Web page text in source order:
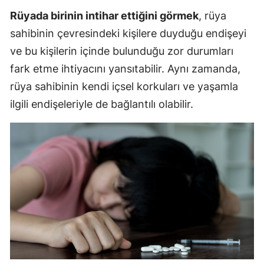
Rüyada birinin intihar ettiğini görmek, rüya
sahibinin çevresindeki kişilere duyduğu endişeyi
ve bu kişilerin içinde bulunduğu zor durumları
fark etme ihtiyacını yansıtabilir. Aynı zamanda,
rüya sahibinin kendi içsel korkuları ve yaşamla
ilgili endişeleriyle de bağlantılı olabilir.